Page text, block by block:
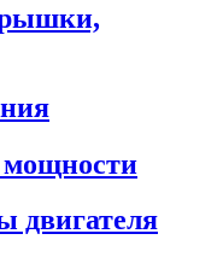
мощности
двигателя